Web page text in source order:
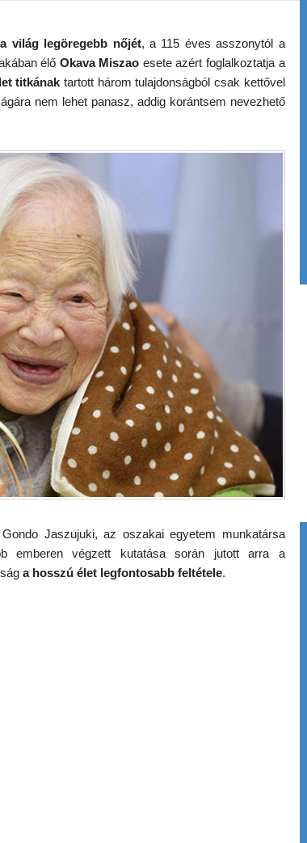
a világ legöregebb nőjét, a 115 éves asszonytól a
élő Okava Miszao esete azért foglalkoztatja a
titkának tartott három tulajdonságból csak kettővel
nem lehet panasz, addig korántsem nevezhető
Jaszujuki, az oszakai egyetem munkatársa
emberen végzett kutatása során jutott arra a
a hosszú élet legfontosabb feltétele.